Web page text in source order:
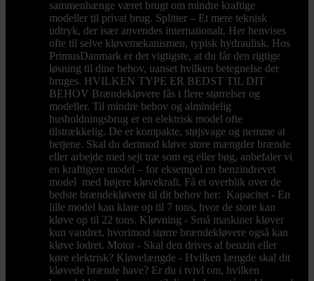
sammenhænge været brugt om mindre kraftige
modeller til privat brug. Splitter – Et mere teknisk
udtryk, der især anvendes internationalt. Her henvises
ofte til selve kløvemekanismen, typisk hydraulisk. Hos
PrimusDanmark er det vigtigste, at du får den rigtige
løsning til dine behov, uanset hvilken betegnelse der
bruges. HVILKEN TYPE ER BEDST TIL DIT
BEHOV Brændekløvere fås i flere størrelser og
modeller. Til mindre behov og almindelig
husholdningsbrug er en elektrisk model ofte
tilstrækkelig. De er kompakte, støjsvage og nemme at
betjene. Skal du derimod kløve store mængder brænde
eller arbejde med sejt træ som eg eller bøg, anbefaler vi
en kraftigere model – for eksempel en benzindrevet
model med højere kløvekraft. Få et overblik over de
bedste brændekløvere til dit behov her: Kapacitet - En
lille model kan klare op til 7 tons, hvor de store kan
kløve op til 22 tons. Kløvning - Små maskiner kløver
kun vandret, hvorimod større brændekløvere også kan
kløve lodret. Motor - Skal den drives af benzin eller
køre elektrisk? Kløvelængde - Hvilken længde skal dit
kløvede brænde have? Er du i tvivl om, hvilken